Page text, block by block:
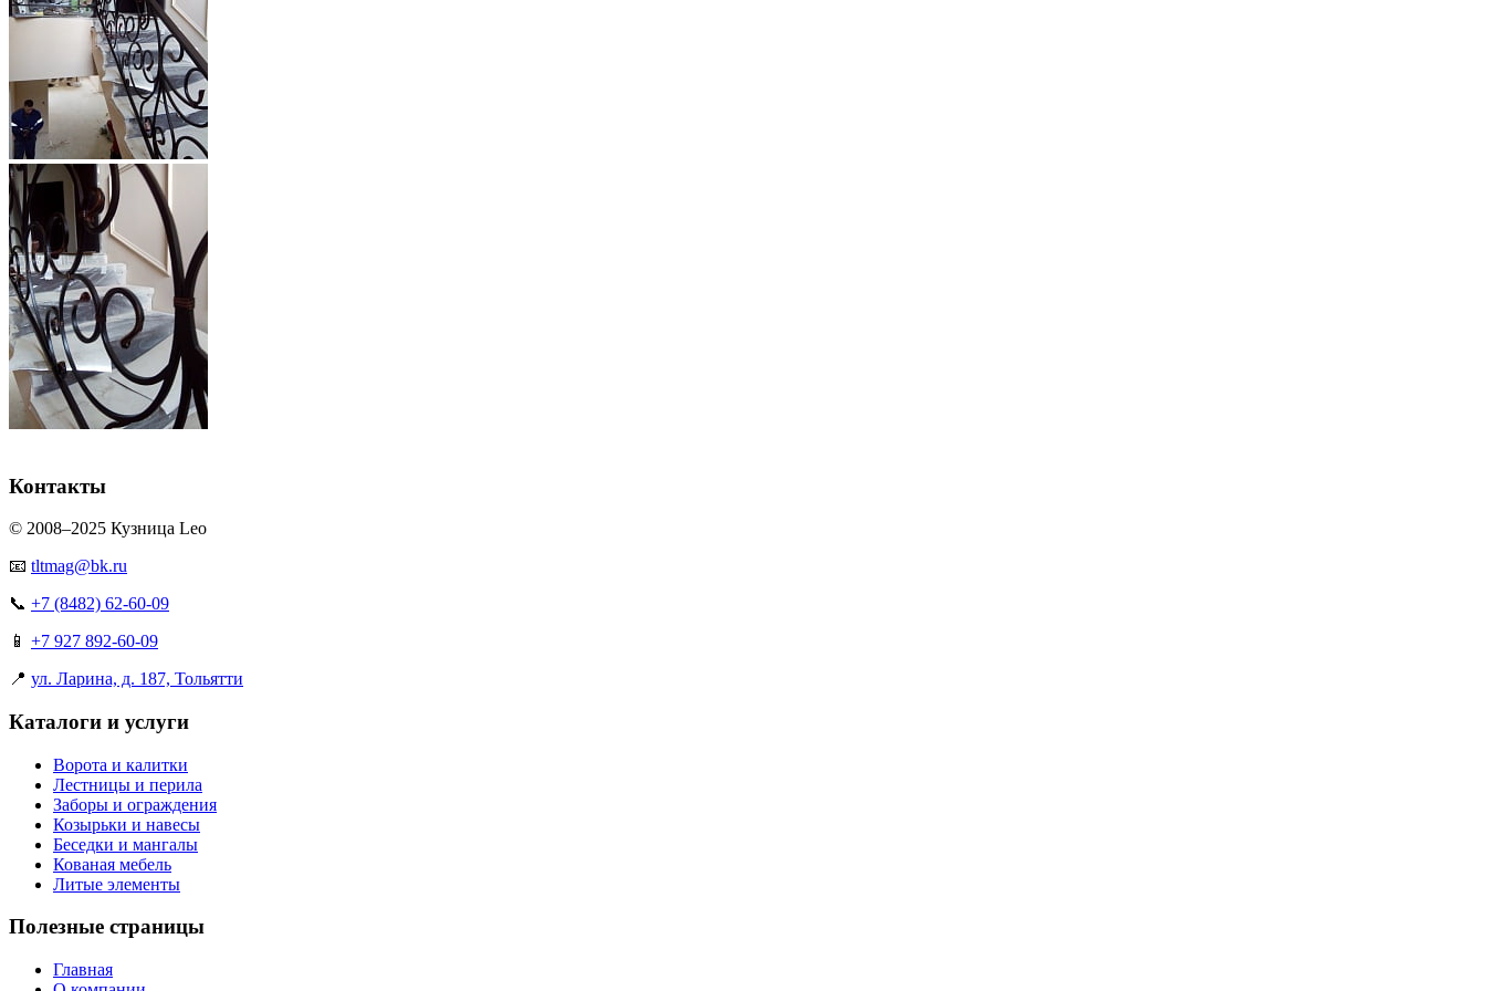
Контакты
© 2008–2025 Кузница Leo
📧 tltmag@bk.ru
📞 +7 (8482) 62-60-09
📱 +7 927 892-60-09
📍 ул. Ларина, д. 187, Тольятти
Каталоги и услуги
Ворота и калитки
Лестницы и перила
Заборы и ограждения
Козырьки и навесы
Беседки и мангалы
Кованая мебель
Литые элементы
Полезные страницы
Главная